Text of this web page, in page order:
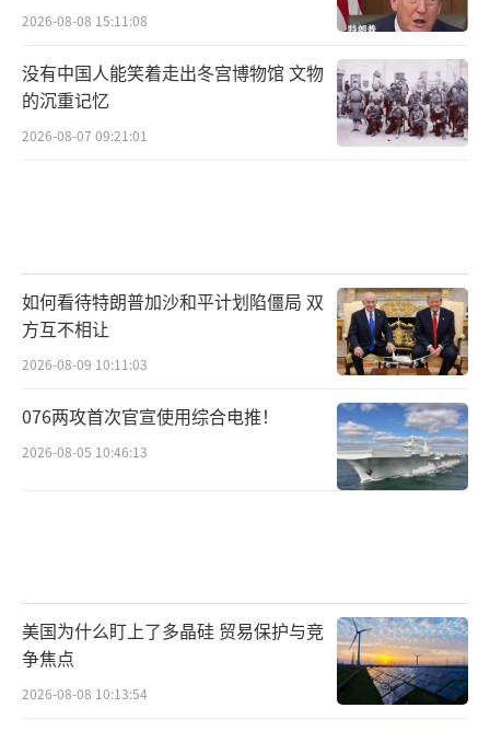
2026-08-08 15:11:08
没有中国人能笑着走出冬宫博物馆 文物
的沉重记忆
2026-08-07 09:21:01
如何看待特朗普加沙和平计划陷僵局 双
方互不相让
2026-08-09 10:11:03
076两攻首次官宣使用综合电推！
2026-08-05 10:46:13
美国为什么盯上了多晶硅 贸易保护与竞
争焦点
2026-08-08 10:13:54